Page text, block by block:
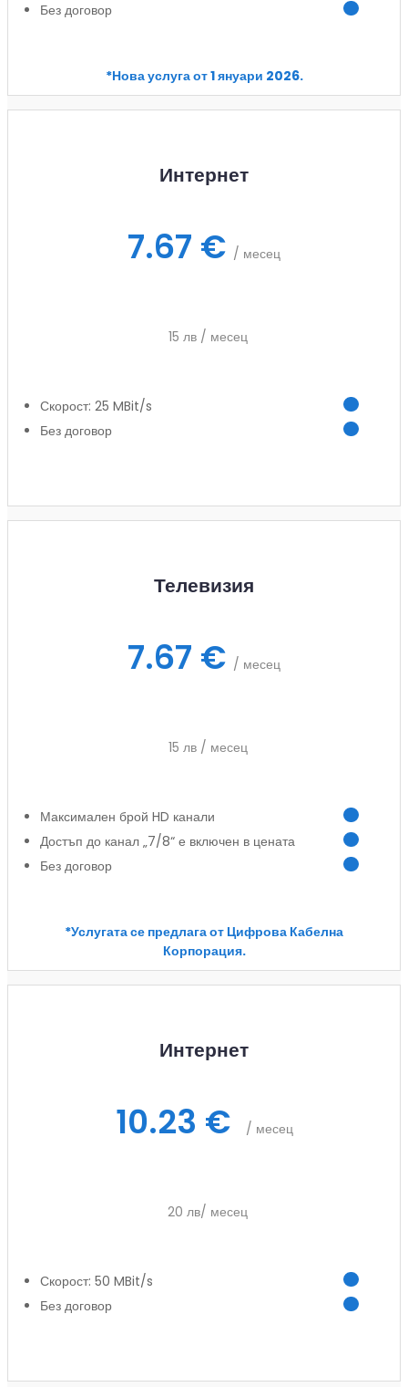
Без договор
*Нова услуга от 1 януари 2026.
Интернет
7.67 € / месец
15 лв / месец
Скорост: 25 MBit/s
Без договор
Телевизия
7.67 € / месец
15 лв / месец
Максимален брой HD канали
Достъп до канал „7/8“ е включен в цената
Без договор
*Услугата се предлага от Цифрова Кабелна
Корпорация.
Интернет
10.23 € / месец
20 лв/ месец
Скорост: 50 MBit/s
Без договор